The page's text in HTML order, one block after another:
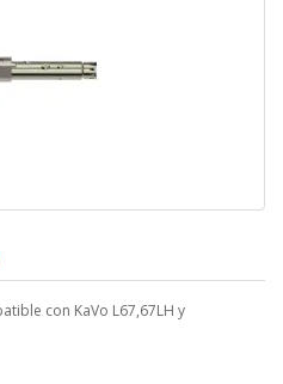
con KaVo L67,67LH y